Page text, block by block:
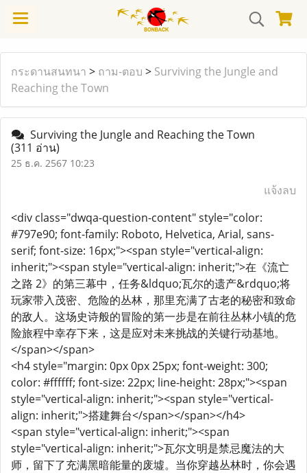
กระดานสนทนา > ถาม-ตอบ > Surviving the Jungle and
Reaching the Town
Surviving the Jungle and Reaching the Town
(311 อ่าน)
25 ธ.ค. 2567 10:23
แจ้งลบ
<div class="dwqa-question-content" style="color:
#797e90; font-family: Roboto, Helvetica, Arial, sans-
serif; font-size: 16px;"><span style="vertical-align:
inherit;"><span style="vertical-align: inherit;">在《流亡
之路 2》的第三幕中，任务&ldquo;瓦尔的遗产&rdquo;将
玩家带入茂密、危险的丛林，那里充满了古老的秘密和致命
的敌人。这场史诗般的冒险的第一步是在前往丛林小镇​​的危
险旅程中幸存下来，这是应对未来挑战的关键行动基地。
</span></span>
<h4 style="margin: 0px 0px 25px; font-weight: 300;
color: #ffffff; font-size: 22px; line-height: 28px;"><span
style="vertical-align: inherit;"><span style="vertical-
align: inherit;">搭建舞台</span></span></h4>
<span style="vertical-align: inherit;"><span
style="vertical-align: inherit;">瓦尔文明是禁忌魔法的大
师，留下了充满黑暗能量的废墟。当你穿越丛林时，你会遇